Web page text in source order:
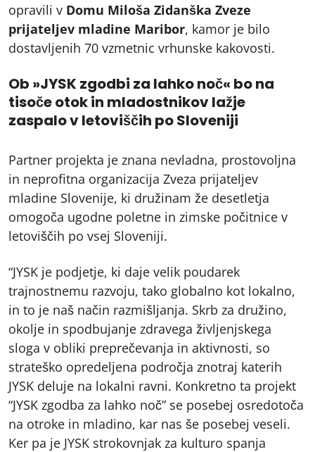
opravili v Domu Miloša Zidanška Zveze
prijateljev mladine Maribor, kamor je bilo
dostavljenih 70 vzmetnic vrhunske kakovosti.
Ob »JYSK zgodbi za lahko noč« bo na
tisoče otok in mladostnikov lažje
zaspalo v letoviščih po Sloveniji
Partner projekta je znana nevladna, prostovoljna
in neprofitna organizacija Zveza prijateljev
mladine Slovenije, ki družinam že desetletja
omogoča ugodne poletne in zimske počitnice v
letoviščih po vsej Sloveniji.
“JYSK je podjetje, ki daje velik poudarek
trajnostnemu razvoju, tako globalno kot lokalno,
in to je naš način razmišljanja. Skrb za družino,
okolje in spodbujanje zdravega življenjskega
sloga v obliki preprečevanja in aktivnosti, so
strateško opredeljena področja znotraj katerih
JYSK deluje na lokalni ravni. Konkretno ta projekt
“JYSK zgodba za lahko noč” se posebej osredotoča
na otroke in mladino, kar nas še posebej veseli.
Ker pa je JYSK strokovnjak za kulturo spanja